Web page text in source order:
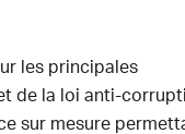
les principales
de la loi anti-
sur mesure